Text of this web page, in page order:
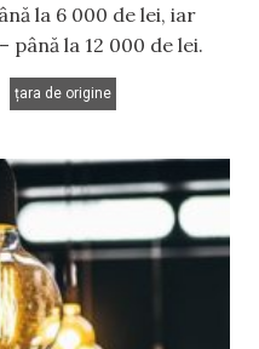
la 6 000 de lei, iar
la 12 000 de lei.
țara de origine